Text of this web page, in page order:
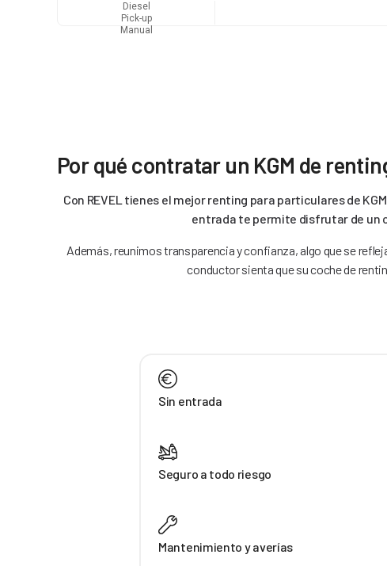
Diesel
Pick-up
Manual
Por qué contratar un KGM de
Con REVEL tienes el mejor renting para particulares de
entrada te permite disfrutar de un
Además, reunimos transparencia y confianza, algo que se
conductor sienta que su coche de
Sin entrada
Seguro a todo riesgo
Mantenimiento y averías